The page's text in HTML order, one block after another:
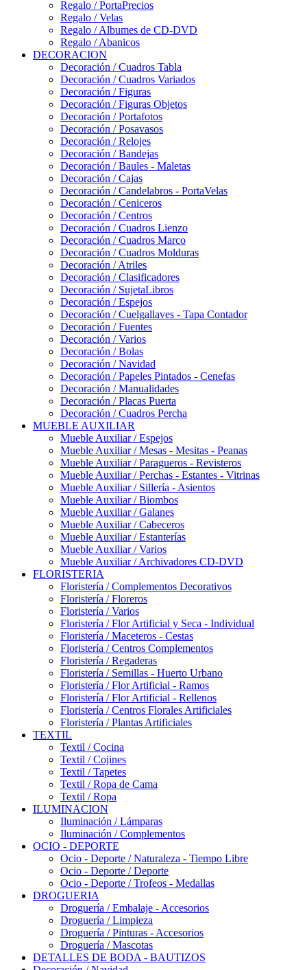
Regalo / PortaPrecios
Regalo / Velas
Regalo / Albumes de CD-DVD
Regalo / Abanicos
DECORACION
Decoración / Cuadros Tabla
Decoración / Cuadros Variados
Decoración / Figuras
Decoración / Figuras Objetos
Decoración / Portafotos
Decoración / Posavasos
Decoración / Relojes
Decoración / Bandejas
Decoración / Baules - Maletas
Decoración / Cajas
Decoración / Candelabros - PortaVelas
Decoración / Ceniceros
Decoración / Centros
Decoración / Cuadros Lienzo
Decoración / Cuadros Marco
Decoración / Cuadros Molduras
Decoración / Atriles
Decoración / Clasificadores
Decoración / SujetaLibros
Decoración / Espejos
Decoración / Cuelgallaves - Tapa Contador
Decoración / Fuentes
Decoración / Varios
Decoración / Bolas
Decoración / Navidad
Decoración / Papeles Pintados - Cenefas
Decoración / Manualidades
Decoración / Placas Puerta
Decoración / Cuadros Percha
MUEBLE AUXILIAR
Mueble Auxiliar / Espejos
Mueble Auxiliar / Mesas - Mesitas - Peanas
Mueble Auxiliar / Paragueros - Revisteros
Mueble Auxiliar / Perchas - Estantes - Vitrinas
Mueble Auxiliar / Sillería - Asientos
Mueble Auxiliar / Biombos
Mueble Auxiliar / Galanes
Mueble Auxiliar / Cabeceros
Mueble Auxiliar / Estanterías
Mueble Auxiliar / Varios
Mueble Auxiliar / Archivadores CD-DVD
FLORISTERIA
Floristería / Complementos Decorativos
Floristería / Floreros
Floristería / Varios
Floristería / Flor Artificial y Seca - Individual
Floristería / Maceteros - Cestas
Floristería / Centros Complementos
Floristería / Regaderas
Floristería / Semillas - Huerto Urbano
Floristería / Flor Artificial - Ramos
Floristería / Flor Artificial - Rellenos
Floristería / Centros Florales Artificiales
Floristería / Plantas Artificiales
TEXTIL
Textil / Cocina
Textil / Cojines
Textil / Tapetes
Textil / Ropa de Cama
Textil / Ropa
ILUMINACION
Iluminación / Lámparas
Iluminación / Complementos
OCIO - DEPORTE
Ocio - Deporte / Naturaleza - Tiempo Libre
Ocio - Deporte / Deporte
Ocio - Deporte / Trofeos - Medallas
DROGUERIA
Droguería / Embalaje - Accesorios
Droguería / Limpieza
Droguería / Pinturas - Accesorios
Droguería / Mascotas
DETALLES DE BODA - BAUTIZOS